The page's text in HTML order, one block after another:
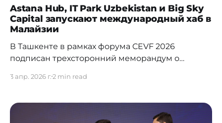
Astana Hub, IT Park Uzbekistan и Big Sky
Capital запускают международный хаб в
Малайзии
В Ташкенте в рамках форума CEVF 2026
подписан трехсторонний меморандум о
Park Uzbekistan и венчурным фондом Big Sky
международного технологического хаба в
Малайзии с фокусом не только на локальный
3 апр. 2026 г.2 min read